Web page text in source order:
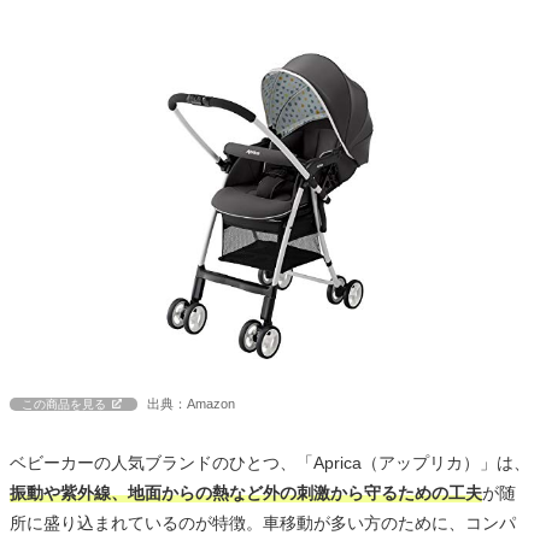
この商品を見る 出典：Amazon
ベビーカーの人気ブランドのひとつ、「Aprica（アップリカ）」は、
振動や紫外線、地面からの熱など外の刺激から守るための工夫が随
所に盛り込まれているのが特徴。車移動が多い方のために、コンパ